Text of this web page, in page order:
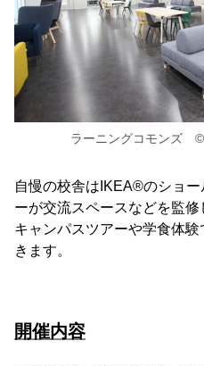
ラーニングコモンズ ©
自慢の校舎はIKEA®のショ
ーが交流スペースなどを監修
キャンパスツアーや学食体
きます。
開催内容